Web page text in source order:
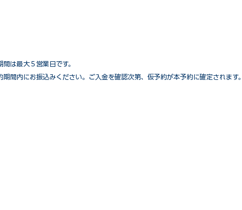
は最大５営業日です。
間内にお振込みください。ご入金を確認次第、仮予約が本予約に確定されます。